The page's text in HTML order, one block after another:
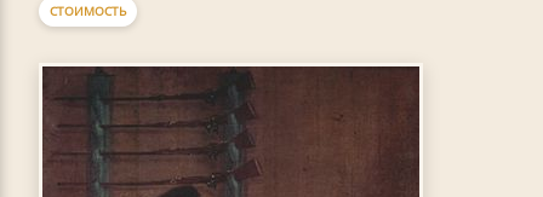
СТОИМОСТЬ